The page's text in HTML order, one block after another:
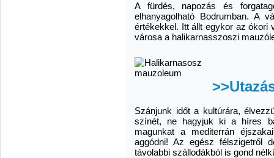
A fürdés, napozás és
elhanyagolható Bodrumban. A
értékekkel. Itt állt egykor az ókori
városa a halikarnasszoszi
Szánjunk időt a kultúrára,
színét, ne hagyjuk ki a híres
magunkat a mediterrán
aggódni! Az egész félszigetről
távolabbi szállodákból is gond